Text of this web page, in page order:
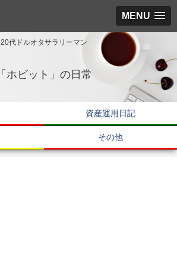
MENU
20代ドルオタサラリーマン
「ホビット」の日常
資産運用日記
その他